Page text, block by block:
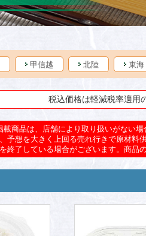
甲信越 北陸 東海
税込価格は軽減税率適用
載商品は、店舗により取り扱いがない
予想を大きく上回る売れ行きで原材料
終了している場合がございます。商品